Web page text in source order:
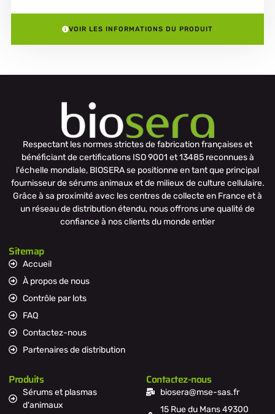
VOIR LES INFORMATIONS DU PRODUIT
Respectant les normes strictes de fabrication françaises et
bénéficiant de certifications ISO 9001 et 13485 reconnues à
l'échelle mondiale, BIOSERA se positionne en tant que principal
fournisseur de sérums animaux et de milieux de culture cellulaire.
Grâce à sa proximité avec les centres de collecte en France et à
un réseau de distribution étendu, nous offrons une qualité de
confiance à nos clients du monde entier
Sitemap
Accueil
À propos de nous
Contrôle par lots
FAQ
Contactez-nous
Partenaires de distribution
Produits
Sérums et plasmas
d'animaux
Contactez-nous
biosera@mse-sas.fr
15 Rue du Mans 49300